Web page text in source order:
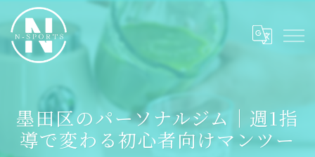
墨田区のパーソナルジム｜週1指
導で変わる初心者向けマンツー